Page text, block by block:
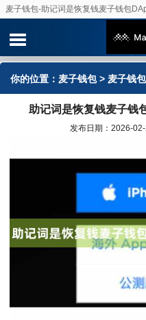
麦子钱包-助记词是恢复钱麦子钱包
你的位置： 麦子钱包> 麦子钱
DApp浏览器包的重要工具
助记词是恢复钱麦子钱
发布日期：2026-